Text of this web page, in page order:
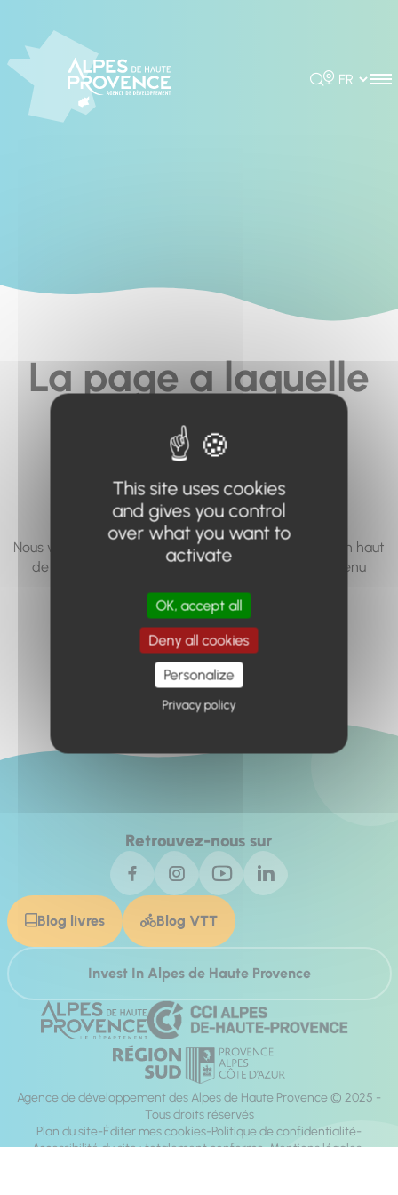
Rechercher
Choisir la
La page a laquelle
vous cherchez à
accéder n'existe
pas... ou plus.
Nous vous invitons à utiliser le moteur de recherche en haut
de page, ou à utiliser le menu pour trouver le contenu
Retour à l'accueil
Retrouvez-nous sur
Blog livres Blog VTT
Invest In Alpes de Haute Provence
Agence de développement des Alpes de Haute Provence © 2025 -
Tous droits réservés
Plan du site Éditer mes cookies Politique de confidentialité
Accessibilité du site : totalement conforme Mentions légales
This site uses cookies
and gives you control
over what you want to
activate
OK, accept all
Deny all cookies
Personalize
Privacy policy